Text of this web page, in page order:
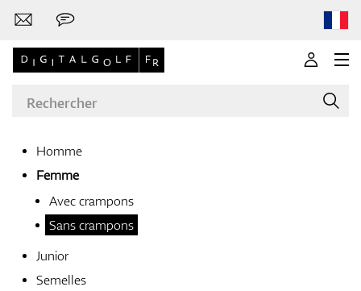
Homme
Femme
Avec crampons
Sans crampons
Junior
Semelles